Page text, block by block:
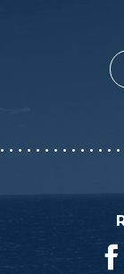
Oyster Club -